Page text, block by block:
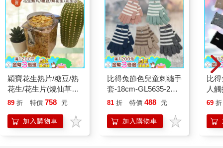
面對悲傷的方式沒有正解
如何面對悲傷這件事，和今後的人生該如何活下去有著共通之
處。
如同人生沒有正確答案，如何面對悲傷也沒有正解。
不需要遵從他人的想法與建議，找到適合自己的方式即可。正
確來說，唯一的辦法是必須自行找到。
死別的經驗依與故人的關係，以及故人如何離開人世而異。在
不同的背景下，面對故人的離去無法感到悲傷，或反而覺得心
安，甚至認為自己終於獲得解放，這些都是極其自然的反應。
無論是何種情感或思緒，都不需要認為是自己奇怪，而壓抑或
是責備自己。
一般社會大眾的偏見是遺屬為了故人而悲嘆，終日沉浸於悲傷
之中。但是因為死亡而湧現的情緒與思緒因人而異。眼淚不見得
穎寶花生熟片/糖豆/熟
花生/花生片(燒仙草花
生)-5台斤
89 折 特價 758 元
加入購物車
比得兔節色兒童刺繡手
套-18cm-GL5635-2雙
入
81 折 特價 488 元
加入購物車
比
人
69 折